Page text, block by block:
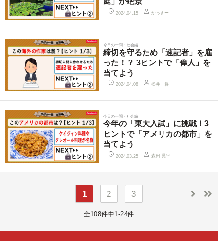
2024.04.15 かっきー
今日の一問・社会編
締切を守るため「速記者」を雇
った！？ 3ヒントで「偉人」を
当てよう
2024.04.08 松井一将
今日の一問・社会編
今年の「東大入試」に挑戦！3
ヒントで「アメリカの都市」を
当てよう
2024.03.25 森田 晃平
1 2 3
全108件中1-24件